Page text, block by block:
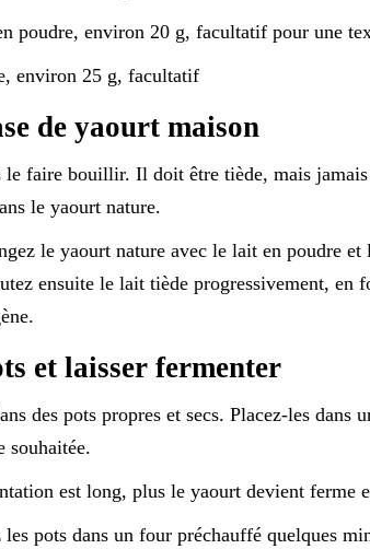
poudre, environ 20 g, facultatif pour une
environ 25 g, facultatif
de yaourt maison
faire bouillir. Il doit être tiède, mais
le yaourt nature.
le yaourt nature avec le lait en poudre et
ensuite le lait tiède progressivement, en
et laisser fermenter
des pots propres et secs. Placez-les dans
souhaitée.
est long, plus le yaourt devient ferme
pots dans un four préchauffé quelques